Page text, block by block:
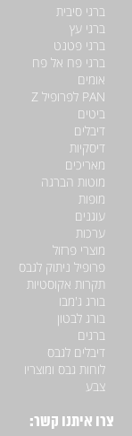
ברגי סיבית
ברגי עץ
ברגי פטנט
ברגי פח אל פח
אומים
PAN לפרופיל Z
ביטים
דיבלים
דיסקיות
מאריכים
מוטות הברגה
מופות
עוגנים
ערכות
מוצרי פרזול
פרופיל ניתוק לגבס
תקרות אקוסטיות
בורג ג'מבו
בורג לבטון
ברגים
דיבלים לגבס
לוחות גבס ומוצריו
צבע
צרו איתנו קשר: